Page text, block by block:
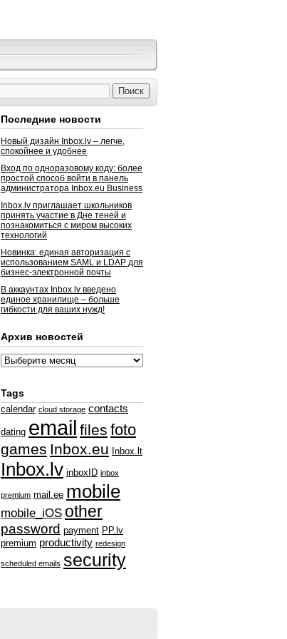
Последние новости
Новый дизайн Inbox.lv – легче,
спокойнее и удобнее
Вход по одноразовому коду: более
простой способ войти в панель
администратора Inbox.eu Business
Inbox.lv приглашает школьников
принять участие в Дне теней и
познакомиться с миром высоких
технологий
Новинка: единая авторизация с
использованием SAML и LDAP для
бизнес-электронной почты
В аккаунтах Inbox.lv введено
единое хранилище – больше
гибкости для ваших нужд!
Архив новостей
Tags
calendar cloud storage contacts
dating email files foto
games Inbox.eu Inbox.lt
Inbox.lv inboxID inbox
premium mail.ee mobile
mobile_iOS other
password payment PP.lv
premium productivity redesign
scheduled emails security